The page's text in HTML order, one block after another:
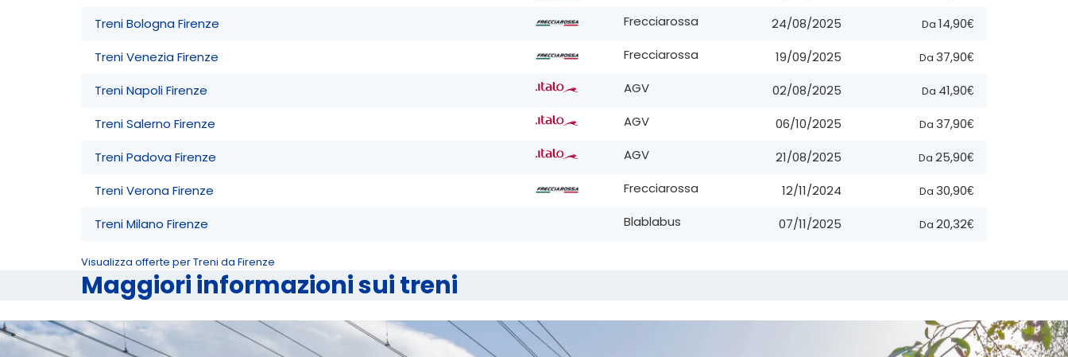
Treni Bologna Firenze Frecciarossa 24/08/2025 Da 14,90€
Treni Venezia Firenze Frecciarossa 19/09/2025 Da 37,90€
Treni Napoli Firenze AGV 02/08/2025 Da 41,90€
Treni Salerno Firenze AGV 06/10/2025 Da 37,90€
Treni Padova Firenze AGV 21/08/2025 Da 25,90€
Treni Verona Firenze Frecciarossa 12/11/2024 Da 30,90€
Treni Milano Firenze Blablabus 07/11/2025 Da 20,32€
Visualizza offerte per Treni da Firenze
Maggiori informazioni sui treni